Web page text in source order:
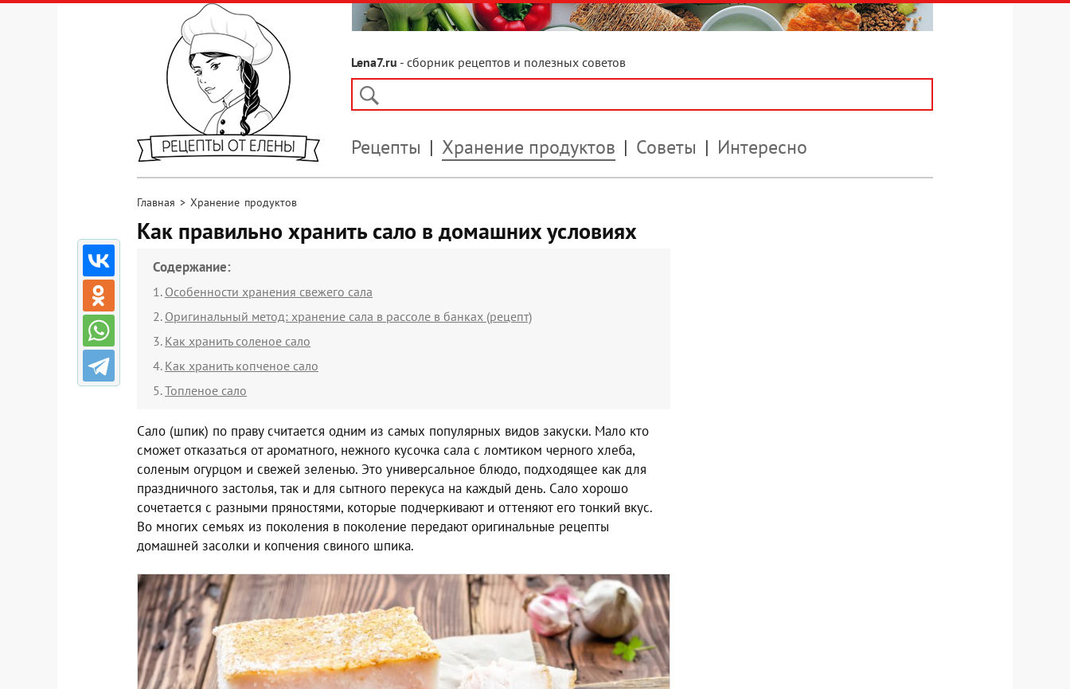
Lena7.ru - сборник рецептов и полезных советов
Рецепты Хранение продуктов Советы Интересно
Главная > Хранение продуктов
Как правильно хранить сало в домашних условиях
Содержание:
Особенности хранения свежего сала
Оригинальный метод: хранение сала в рассоле в банках (рецепт)
Как хранить соленое сало
Как хранить копченое сало
Топленое сало
Сало (шпик) по праву считается одним из самых популярных видов закуски. Мало кто
сможет отказаться от ароматного, нежного кусочка сала с ломтиком черного хлеба,
соленым огурцом и свежей зеленью. Это универсальное блюдо, подходящее как для
праздничного застолья, так и для сытного перекуса на каждый день. Сало хорошо
сочетается с разными пряностями, которые подчеркивают и оттеняют его тонкий вкус.
Во многих семьях из поколения в поколение передают оригинальные рецепты
домашней засолки и копчения свиного шпика.